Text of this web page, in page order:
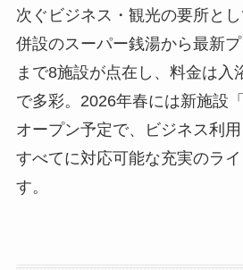
次ぐビジネス・観光の要所と
併設のスーパー銭湯から最新
まで8施設が点在し、料金は入
で多彩。2026年春には新施設
オープン予定で、ビジネス利
すべてに対応可能な充実のラ
す。